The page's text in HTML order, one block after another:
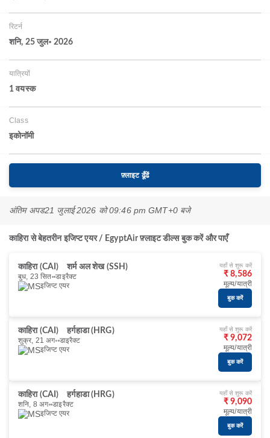
रिटर्न
शनि, 25 जुल॰ 2026
यात्रियों
1 वयस्‍क
Class
इकोनॉमी
फ़्लाइट ढूँढें
अंतिम अपड21 जुलाई 2026 को 09:46 pm GMT+0 बजे
काहिरा से बेहतरीन इजिप्ट एयर / EgyptAir फ़्लाइट डील्स बुक करें और पाएँ
काहिरा (CAI)
शर्म अल शेख (SSH)
बुध, 23 सित॰ डाइरैक्ट
इजिप्ट एयर
यहाँ से शुरू करें
₹ 8,586
मूल्य/यात्री
बुक करें
काहिरा (CAI)
हर्गहाडा (HRG)
शुक्र, 21 अग॰ डाइरैक्ट
इजिप्ट एयर
यहाँ से शुरू करें
₹ 9,072
मूल्य/यात्री
बुक करें
काहिरा (CAI)
हर्गहाडा (HRG)
शनि, 8 अग॰ डाइरैक्ट
इजिप्ट एयर
यहाँ से शुरू करें
₹ 9,090
मूल्य/यात्री
बुक करें